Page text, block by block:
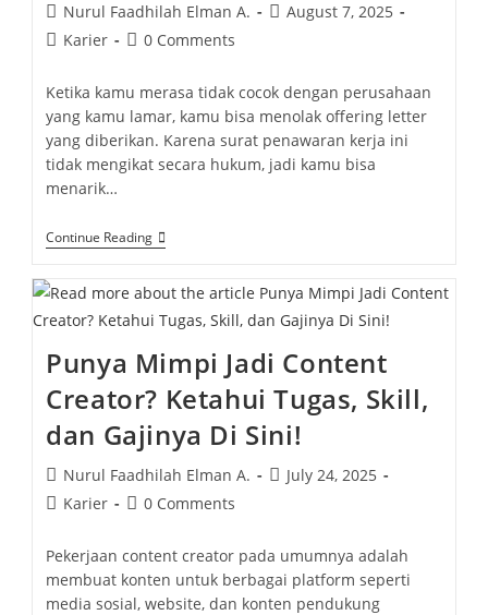
Nurul Faadhilah Elman A.
August 7, 2025
Karier
0 Comments
Ketika kamu merasa tidak cocok dengan perusahaan
yang kamu lamar, kamu bisa menolak offering letter
yang diberikan. Karena surat penawaran kerja ini
tidak mengikat secara hukum, jadi kamu bisa
menarik…
Continue Reading
Punya Mimpi Jadi Content
Creator? Ketahui Tugas, Skill,
dan Gajinya Di Sini!
Nurul Faadhilah Elman A.
July 24, 2025
Karier
0 Comments
Pekerjaan content creator pada umumnya adalah
membuat konten untuk berbagai platform seperti
media sosial, website, dan konten pendukung